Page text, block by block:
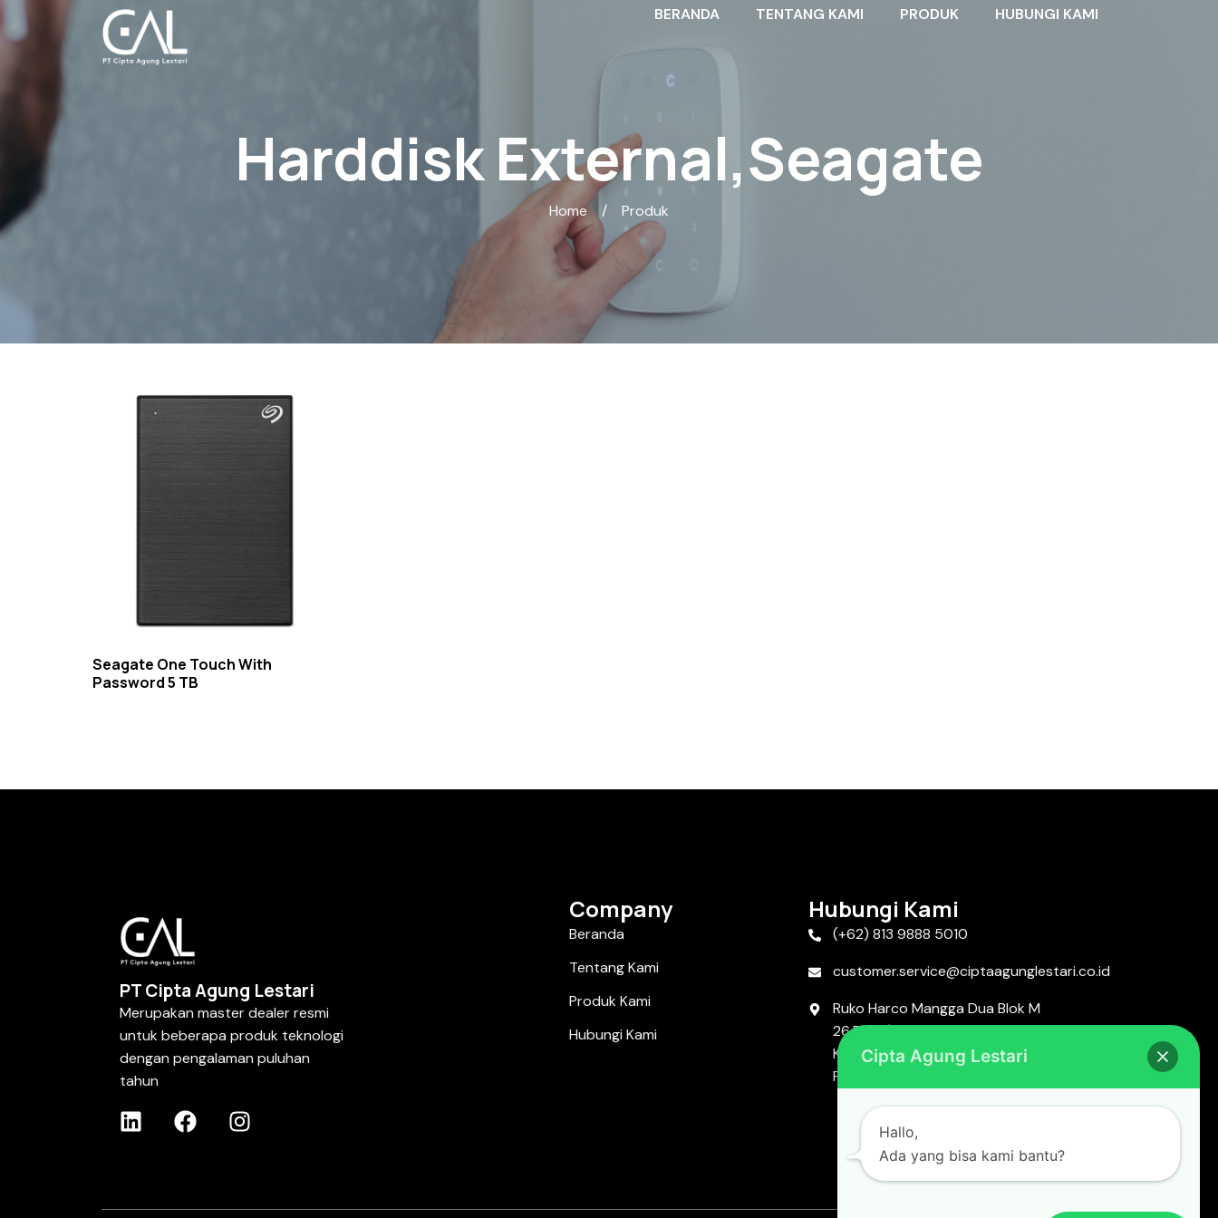
BERANDA TENTANG KAMI PRODUK HUBUNGI KAMI
Harddisk External,Seagate
Home / Produk
Seagate One Touch With
Password 5 TB
PT Cipta Agung Lestari
Merupakan master dealer resmi
untuk beberapa produk teknologi
dengan pengalaman puluhan
tahun
Company
Beranda
Tentang Kami
Produk Kami
Hubungi Kami
Hubungi Kami
(+62) 813 9888 5010
customer.service@ciptaagunglestari.co.id
Ruko Harco Mangga Dua Blok M
26,RT.17/RW.11, Mangga Dua Sel.,
Kecamatan Sawah Besar, Kota Jakarta
Pusat, DKI Jakarta 10720.
Cipta Agung Lestari
Hallo,
Ada yang bisa kami bantu?